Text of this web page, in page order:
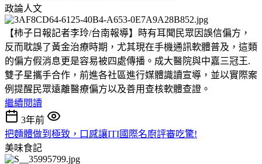
政論人文
【柿子日報記者李玲/台南報導】時有耳聞民眾因誤信偏方，
反而耽誤了黃金治療時期，尤其現在手機通訊軟體普及，這類
的偏方假消息更是容易被四處傳播。成大醫院與中嘉三冠王.
雙子星攜手合作，前進各社區進行媒體識讀宣導，並以實際案
例提醒民眾遠離醫療偏方以及善用查核軟體查證。
繼續閱讀
3年前
把麵體做到極致，口感讓ITI國際名廚評審吃驚!
美味食記